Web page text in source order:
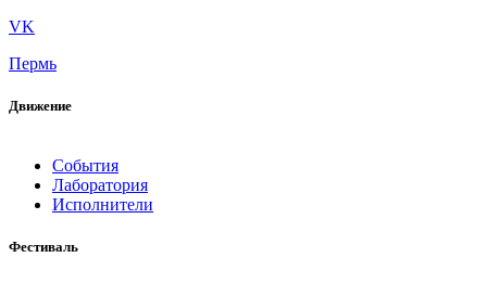
VK
Пермь
Движение
События
Лаборатория
Исполнители
Фестиваль